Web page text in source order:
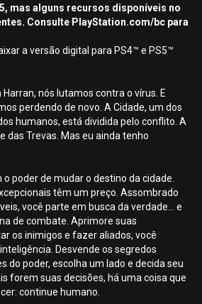
mas alguns recursos disponíveis no
Consulte PlayStation.com/bc para
a versão digital para PS4™ e PS5™
Harran, nós lutamos contra o vírus. E
perdendo de novo. A Cidade, um dos
humanos, está dividida pelo conflito. A
das Trevas. Mas eu ainda tenho
poder de mudar o destino da cidade.
têm um preço. Assombrado
você parte em busca da verdade... e
de combate. Aprimore suas
os inimigos e fazer aliados, você
Desvende os segredos
do poder, escolha um lado e decida seu
forem suas decisões, há uma coisa que
continue humano.